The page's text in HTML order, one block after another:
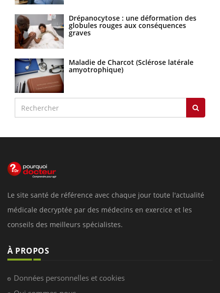
Drépanocytose : une déformation des
globules rouges aux conséquences
graves
Maladie de Charcot (Sclérose latérale
amyotrophique)
Le site santé de référence avec chaque jour toute l'actualité
médicale decryptée par des médecins en exercice et les
conseils des meilleurs spécialistes.
À PROPOS
Données personnelles et cookies